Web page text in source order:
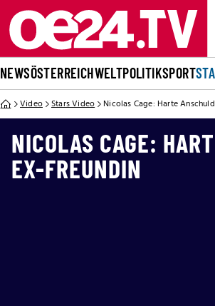
NEWSÖSTERREICHWELTPOLITIKSPORT
Video Stars Video Nicolas Cage: Harte
NICOLAS CAGE:
EX-FREUNDIN